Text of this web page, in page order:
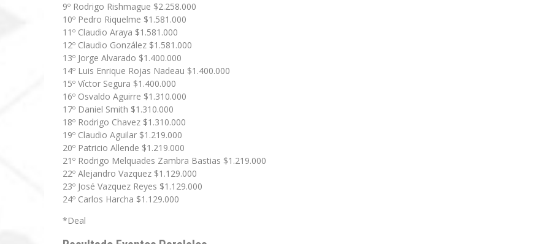
9º Rodrigo Rishmague $2.258.000
10º Pedro Riquelme $1.581.000
11º Claudio Araya $1.581.000
12º Claudio González $1.581.000
13º Jorge Alvarado $1.400.000
14º Luis Enrique Rojas Nadeau $1.400.000
15º Víctor Segura $1.400.000
16º Osvaldo Aguirre $1.310.000
17º Daniel Smith $1.310.000
18º Rodrigo Chavez $1.310.000
19º Claudio Aguilar $1.219.000
20º Patricio Allende $1.219.000
21º Rodrigo Melquades Zambra Bastias $1.219.000
22º Alejandro Vazquez $1.129.000
23º José Vazquez Reyes $1.129.000
24º Carlos Harcha $1.129.000
*Deal